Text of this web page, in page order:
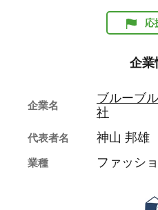
応
企業
企業名
ブルーブ
社
代表者名 神山 邦雄
業種 ファッシ